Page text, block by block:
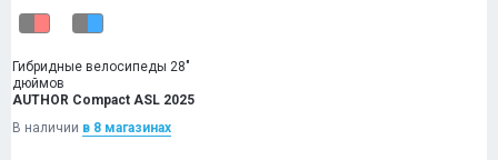
Гибридные велосипеды 28"
дюймов
AUTHOR Compact ASL 2025
В наличии в 8 магазинах